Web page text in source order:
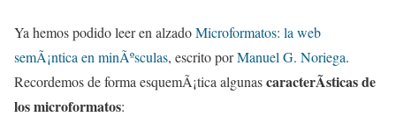
Ya hemos podido leer en alzadoMicroformatos: la web
semÃ¡ntica en minÃºsculas, escrito porManuel G. Noriega.
Recordemos de forma esquemÃ¡tica algunascaracterÃ­sticas de
los microformatos: